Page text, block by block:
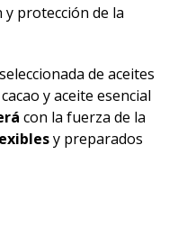
protección de la
de aceites
y aceite esencial
con la fuerza de la
y preparados